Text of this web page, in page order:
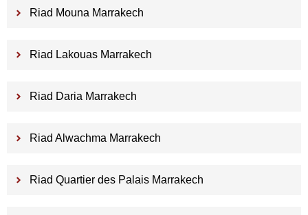
Riad Mouna Marrakech
Riad Lakouas Marrakech
Riad Daria Marrakech
Riad Alwachma Marrakech
Riad Quartier des Palais Marrakech